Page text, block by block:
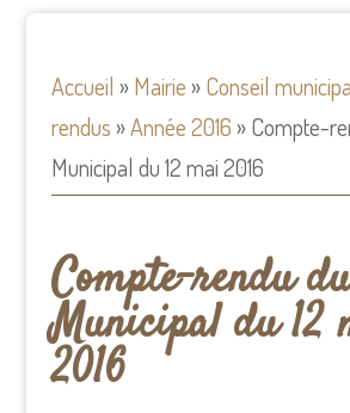
Accueil »Mairie »Conseil
rendus »Année 2016 »Compte-
Municipal du 12 mai 2016
Compte-rendu
Municipal du 12
2016